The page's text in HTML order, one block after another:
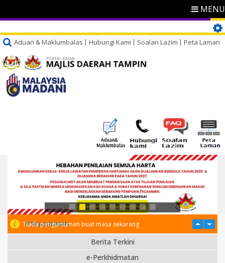
MENU
Aduan & Maklumbalas Hubungi Kami Soalan Lazim Peta Laman
PENGUMUMAN
Tiada pengumuman buat masa sekarang
Berita Terkini
e-Perkhidmatan